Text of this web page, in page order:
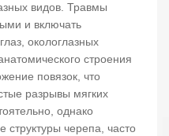
видов. Травмы
и включать
окологлазных
строения
повязок, что
разрывы мягких
однако
черепа, часто